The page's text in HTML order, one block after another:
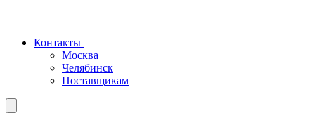
Контакты
Москва
Челябинск
Поставщикам